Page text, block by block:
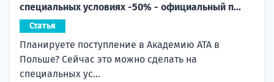
специальных условиях -50% - официальный п...
Статья
Планируете поступление в Академию ATA в
Польше? Сейчас это можно сделать на
специальных ус...